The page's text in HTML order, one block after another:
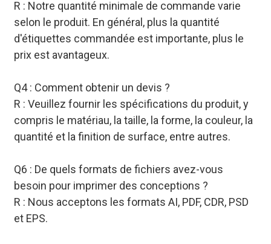
R : Notre quantité minimale de commande varie
selon le produit. En général, plus la quantité
d'étiquettes commandée est importante, plus le
prix est avantageux.
Q4 : Comment obtenir un devis ?
R : Veuillez fournir les spécifications du produit, y
compris le matériau, la taille, la forme, la couleur, la
quantité et la finition de surface, entre autres.
Q6 : De quels formats de fichiers avez-vous
besoin pour imprimer des conceptions ?
R : Nous acceptons les formats AI, PDF, CDR, PSD
et EPS.